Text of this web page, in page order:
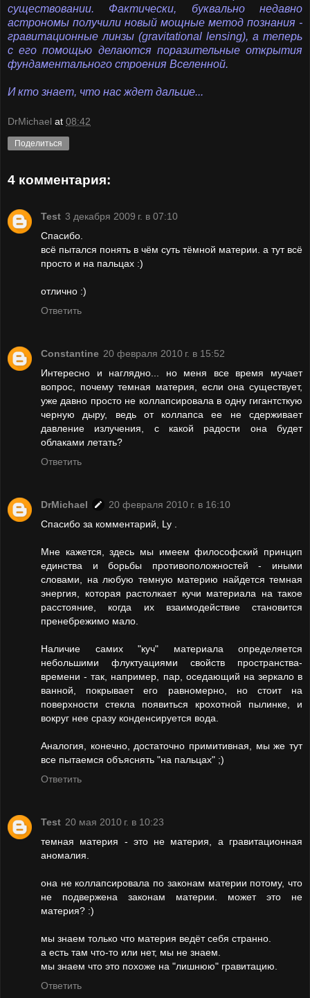
существовании. Фактически, буквально недавно
астрономы получили новый мощные метод познания -
гравитационные линзы (gravitational lensing), а теперь
с его помощью делаются поразительные открытия
фундаментального строения Вселенной.
И кто знает, что нас ждет дальше...
DrMichael at 08:42
Поделиться
4 комментария:
Test 3 декабря 2009 г. в 07:10
Спасибо.
всё пытался понять в чём суть тёмной материи. а тут всё
просто и на пальцах :)
отлично :)
Ответить
Constantine 20 февраля 2010 г. в 15:52
Интересно и наглядно... но меня все время мучает
вопрос, почему темная материя, если она существует,
уже давно просто не коллапсировала в одну гигантсткую
черную дыру, ведь от коллапса ее не сдерживает
давление излучения, с какой радости она будет
облаками летать?
Ответить
DrMichael
20 февраля 2010 г. в 16:10
Спасибо за комментарий, Ly .
Мне кажется, здесь мы имеем философский принцип
единства и борьбы противоположностей - иными
словами, на любую темную материю найдется темная
энергия, которая растолкает кучи материала на такое
расстояние, когда их взаимодействие становится
пренебрежимо мало.
Наличие самих "куч" материала определяется
небольшими флуктуациями свойств пространства-
времени - так, например, пар, оседающий на зеркало в
ванной, покрывает его равномерно, но стоит на
поверхности стекла появиться крохотной пылинке, и
вокруг нее сразу конденсируется вода.
Аналогия, конечно, достаточно примитивная, мы же тут
все пытаемся объяснять "на пальцах" ;)
Ответить
Test 20 мая 2010 г. в 10:23
темная материя - это не материя, а гравитационная
аномалия.
она не коллапсировала по законам материи потому, что
не подвержена законам материи. может это не
материя? :)
мы знаем только что материя ведёт себя странно.
а есть там что-то или нет, мы не знаем.
мы знаем что это похоже на "лишнюю" гравитацию.
Ответить